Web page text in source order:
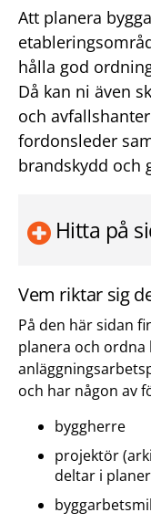
Att planera
hålla god
Då kan ni även
och
fordonsleder
brandskydd och
Hitta på
Vem riktar sig
På den här sidan
planera och ordna
och har någon av
byggherre
projektör
deltar i